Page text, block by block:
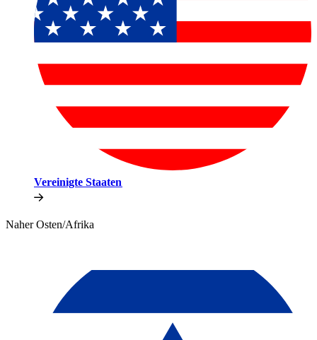
Vereinigte Staaten​​
Naher Osten/Afrika​​